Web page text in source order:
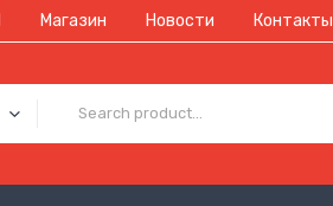
Магазин Новости Контакты